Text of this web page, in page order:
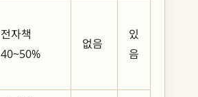
전자책
40~50%
없음
있
음